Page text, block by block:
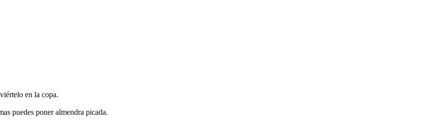
en la copa.
puedes poner almendra picada.